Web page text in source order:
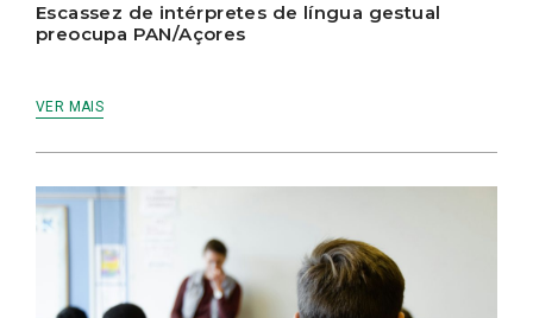
Escassez de intérpretes de língua gestual
preocupa PAN/Açores
VER MAIS